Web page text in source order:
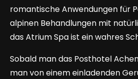
romantische Anwendungen für
alpinen Behandlungen mit
das Atrium Spa ist ein wahres
Sobald man das Posthotel
man von einem einladenden